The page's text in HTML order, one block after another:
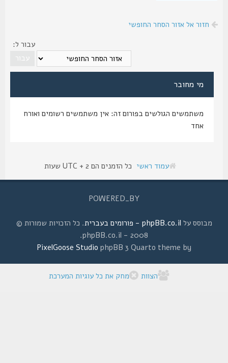
חזור אל אזור הסחר החופשי
עבור ל:
מי מחובר
משתמשים הגולשים בפורום זה: אין משתמשים רשומים ואורח
עמוד ראשי כל הזמנים הם UTC + 2 שעות
POWERED_BY
מבוסס עלphpBB.co.il - פורומים בעברית
. כל הזכויות שמורות ©
2008 - phpBB.co.il.
phpBB 3 Quarto theme by
PixelGoose Studio
הצוות מחק את כל עוגיות המערכת